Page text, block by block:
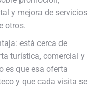
y mejora de servicios
otros.
está cerca de
turística, comercial y
es que esa oferta
y que cada visita se